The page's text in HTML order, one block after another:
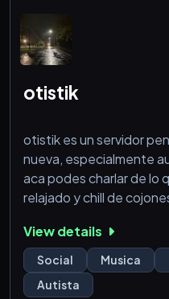
otistik
otistik es un servidor
nueva, especialmente
aca podes charlar de lo
relajado y chill de
View details
Social Musica
Autista